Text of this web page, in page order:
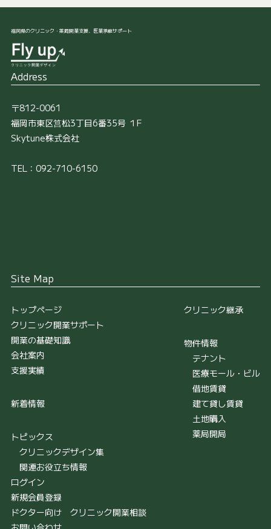
福岡県のクリニック・薬局開業支援、医業承継サポート
Address
〒812-0061
福岡市東区筥松3丁目6番35号 １F
Skytune株式会社
TEL：092-710-6150
Site Map
トップページ
クリニック開業サポート
開業の基礎知識
会社案内
支援実績
新着情報
トピックス
クリニックデザイン集
関連お役立ち情報
クリニック継承
物件情報
テナント
医療モール・ビル
借地賃貸
建て貸し賃貸
土地購入
薬局開局
ログイン
新規会員登録
ドクター向け クリニック開業相談